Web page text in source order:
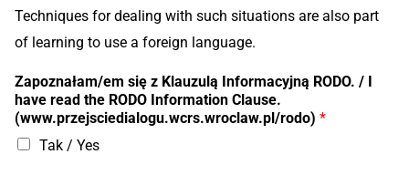
Techniques for dealing with such situations are also part
of learning to use a foreign language.
Zapoznałam/em się z Klauzulą Informacyjną RODO. / I
have read the RODO Information Clause.
(www.przejsciedialogu.wcrs.wroclaw.pl/rodo) *
Tak / Yes